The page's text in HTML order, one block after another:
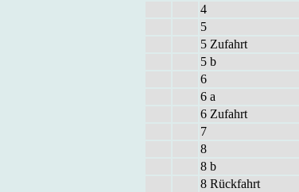
4
5
5 Zu­fahrt
5 b
6
6 a
6 Zu­fahrt
7
8
8 b
8 Rück­fahrt